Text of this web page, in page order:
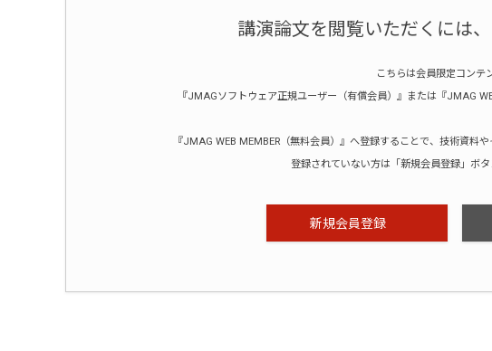
講演論文を閲覧いただくには、
こちらは会員限定コンテ
『JMAGソフトウェア正規ユーザー（有償会員）』または『JMAG
『JMAG WEB MEMBER（無料会員）』へ登録することで、技術資料
登録されていない方は「新規会員登録」ボタ
新規会員登録